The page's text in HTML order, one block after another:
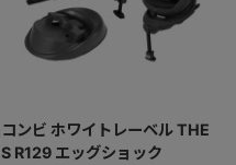
コンビ ホワイトレーベル THE
S R129 エッグショック